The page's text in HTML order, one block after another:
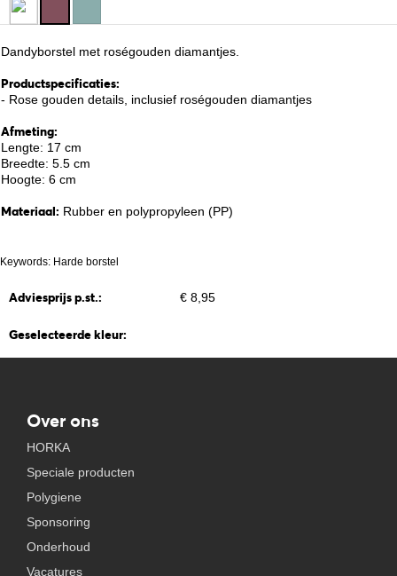
Dandyborstel met roségouden diamantjes.
Productspecificaties:
- Rose gouden details, inclusief roségouden diamantjes
Afmeting:
Lengte: 17 cm
Breedte: 5.5 cm
Hoogte: 6 cm
Materiaal: Rubber en polypropyleen (PP)
Keywords: Harde borstel
Adviesprijs p.st.: € 8,95
Geselecteerde kleur:
Over ons
HORKA
Speciale producten
Polygiene
Sponsoring
Onderhoud
Vacatures